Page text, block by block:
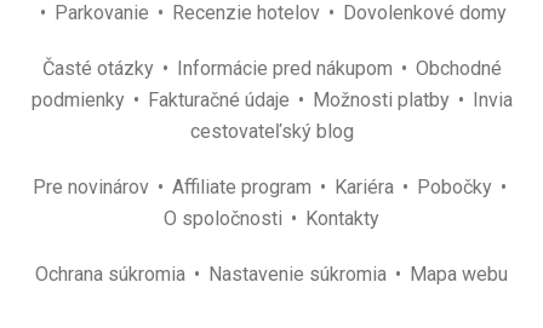
Parkovanie
Recenzie hotelov Dovolenkové domy
Časté otázky Informácie pred nákupom
Obchodné
podmienky
Fakturačné údaje Možnosti platby
Invia
cestovateľský blog
Pre novinárov Affiliate program Kariéra
Pobočky
O spoločnosti
Kontakty
Ochrana súkromia Nastavenie súkromia Mapa webu